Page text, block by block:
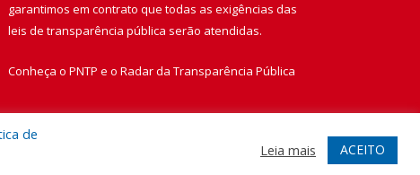
garantimos em contrato que todas as exigências das
leis de transparência pública serão atendidas.
Conheça o PNTP e o Radar da Transparência Pública
de
Leia mais ACEITO